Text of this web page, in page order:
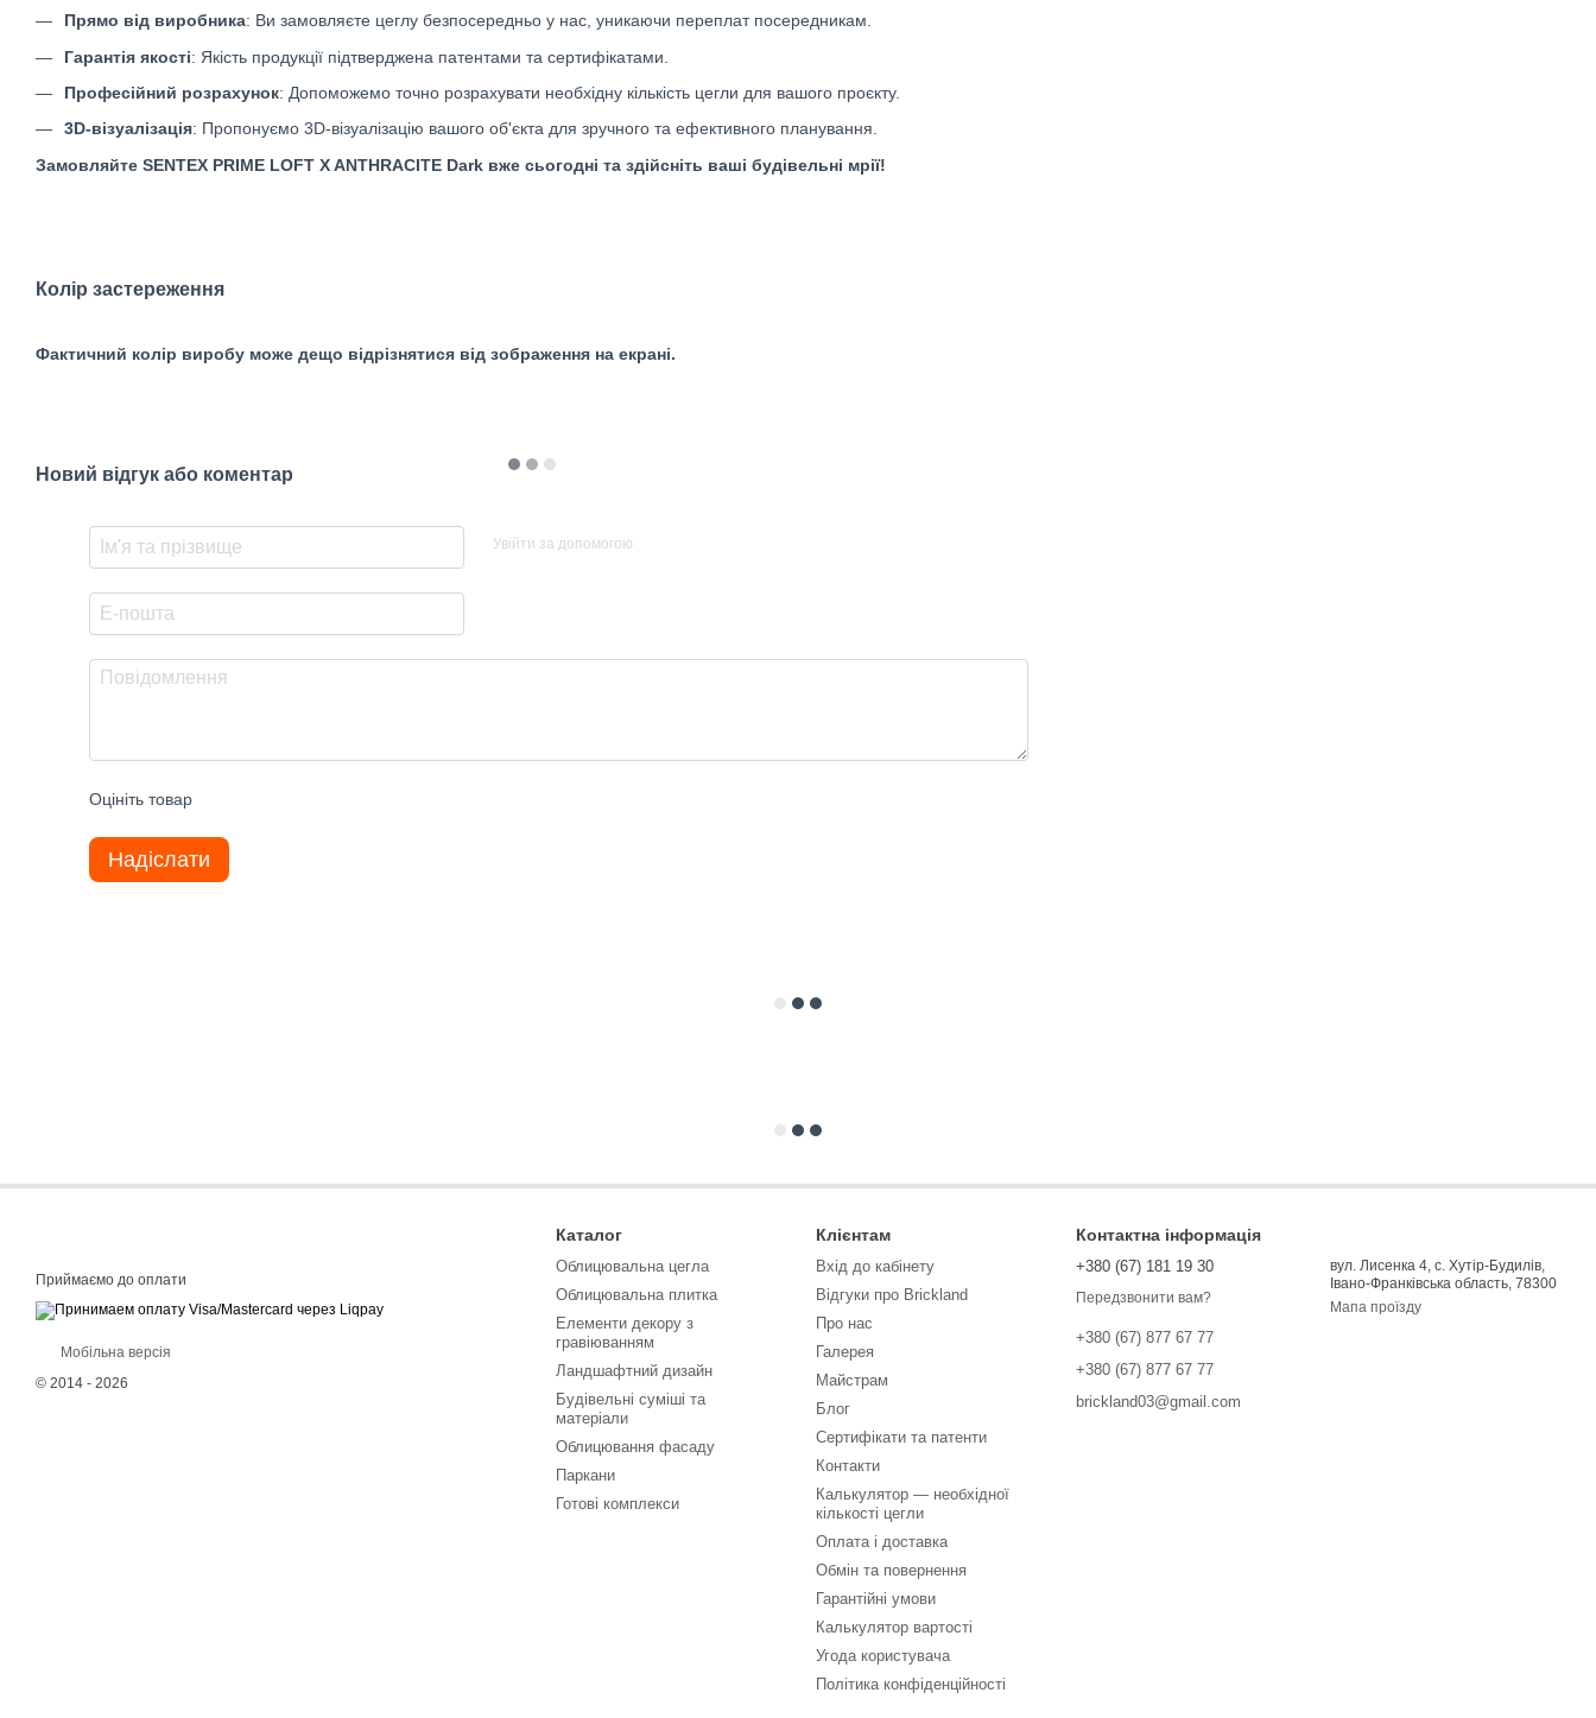
Прямо від виробника: Ви замовляєте цеглу безпосередньо у нас, уникаючи переплат посередникам.
Гарантія якості: Якість продукції підтверджена патентами та сертифікатами.
Професійний розрахунок: Допоможемо точно розрахувати необхідну кількість цегли для вашого проєкту.
3D-візуалізація: Пропонуємо 3D-візуалізацію вашого об'єкта для зручного та ефективного планування.
Замовляйте SENTEX PRIME LOFT X ANTHRACITE Dark вже сьогодні та здійсніть ваші будівельні мрії!
Колір застереження
Фактичний колір виробу може дещо відрізнятися від зображення на екрані.
Новий відгук або коментар
Увійти за допомогою
Оцініть товар
Надіслати
Приймаємо до оплати
Мобільна версія
© 2014 - 2026
Каталог
Облицювальна цегла
Облицювальна плитка
Елементи декору з
гравіюванням
Ландшафтний дизайн
Будівельні суміші та
матеріали
Облицювання фасаду
Паркани
Готові комплекси
Клієнтам
Вхід до кабінету
Відгуки про Brickland
Про нас
Галерея
Майстрам
Блог
Сертифікати та патенти
Контакти
Калькулятор — необхідної
кількості цегли
Оплата і доставка
Обмін та повернення
Гарантійні умови
Калькулятор вартості
Угода користувача
Політика конфіденційності
Контактна інформація
+380 (67) 181 19 30
Передзвонити вам?
+380 (67) 877 67 77
+380 (67) 877 67 77
brickland03@gmail.com
вул. Лисенка 4, с. Хутір-Будилів,
Івано-Франківська область, 78300
Мапа проїзду